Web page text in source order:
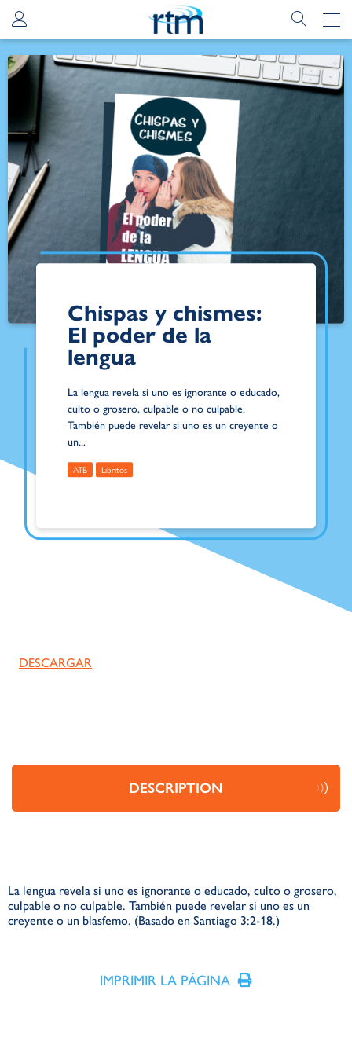
Chispas y chismes:
El poder de la
lengua
La lengua revela si uno es ignorante o educado,
culto o grosero, culpable o no culpable.
También puede revelar si uno es un creyente o
un...
ATB Libritos
DESCARGAR
DESCRIPTION
La lengua revela si uno es ignorante o educado, culto o grosero,
culpable o no culpable. También puede revelar si uno es un
creyente o un blasfemo. (Basado en Santiago 3:2-18.)
IMPRIMIR LA PÁGINA